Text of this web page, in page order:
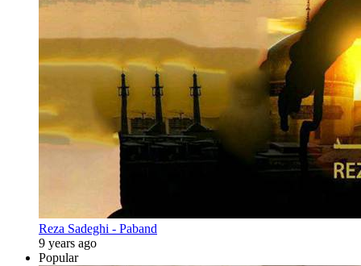
Reza Sadeghi - Paband
9 years ago
Popular